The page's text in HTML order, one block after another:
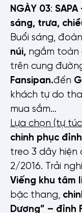
NGÀY 03: SAPA
sáng, trưa,
Buổi sáng, đoàn
núi, ngắm toàn
trên cung
Fansipan.đến
khách tự do
mua sắm…
Lựa chọn (tự
chinh phục
treo 3 dây
2/2016. Trải
Viếng khu tâm
bậc thang,
Dương” – đỉnh